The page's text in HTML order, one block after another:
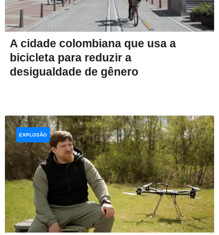
A cidade colombiana que usa a
bicicleta para reduzir a
desigualdade de gênero
EXPLOSÃO